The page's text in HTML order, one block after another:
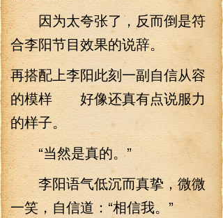
因为太夸张了，反而倒是符
合李阳节目效果的说辞。
再搭配上李阳此刻一副自信从容
的模样 好像还真有点说服力
的样子。
“当然是真的。”
李阳语气低沉而真挚，微微
一笑，自信道：“相信我。”